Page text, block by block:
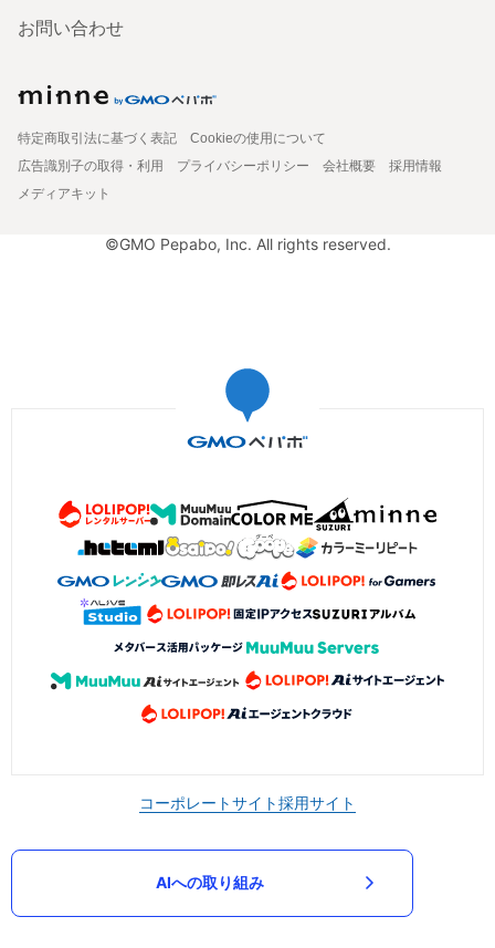
お問い合わせ
特定商取引法に基づく表記
Cookieの使用について
広告識別子の取得・利用
プライバシーポリシー 会社概要
採用情報
メディアキット
©GMO Pepabo, Inc. All rights reserved.
コーポレートサイト採用サイト
AIへの取り組み